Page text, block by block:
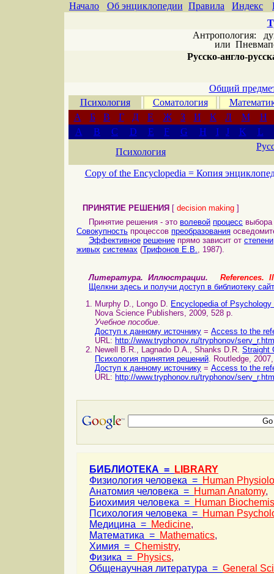
Начало Об энциклопедии Правила Индекс
Антропология:
или
Русско-англо-
Общий
Психология
Соматология
А
Б В Г Д Е Ж З И К Л М
Н
A
B C D E F G H I J K
L
Психология
Copy of the Encyclopedia = Копия
ПРИНЯТИЕ РЕШЕНИЯ [ decision making ]
Принятие решения - это волевой процесс выбора
Совокупность процессов преобразования
Эффективное решение прямо зависит от степени
живых системах (Трифонов Е.В., 1987).
Литература. Иллюстрации. References.
Щелкни здесь и получи доступ в библиотеку
Murphy D., Longo D. Encyclopedia of
Nova Science Publishers, 2009, 528 p.
Учебное пособие.
Доступ к данному источнику = Access to the
URL: http://www.tryphonov.ru/tryphonov/
Newell B.R., Lagnado D.A., Shanks D.R. Straight
Психология принятия решений. Routledge,
Доступ к данному источнику = Access to the
URL: http://www.tryphonov.ru/tryphonov/
БИБЛИОТЕКА =
LIBRARY
Физиология человека = Human
Анатомия человека = Human Anatomy,
Биохимия человека = Human
Психология человека = Human
Медицина = Medicine,
Математика = Mathematics,
Химия = Chemistry,
Физика = Physics,
Общенаучная литература = General